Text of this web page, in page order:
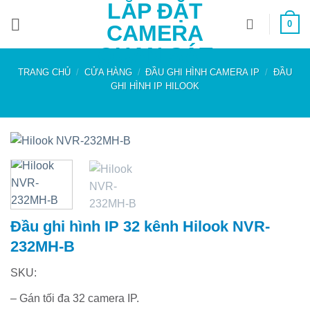
LẮP ĐẶT
CAMERA
QUAN SÁT
0
TRANG CHỦ / CỬA HÀNG / ĐẦU GHI HÌNH CAMERA IP / ĐẦU
GHI HÌNH IP HILOOK
Đầu ghi hình IP 32 kênh Hilook NVR-
232MH-B
SKU:
– Gán tối đa 32 camera IP.